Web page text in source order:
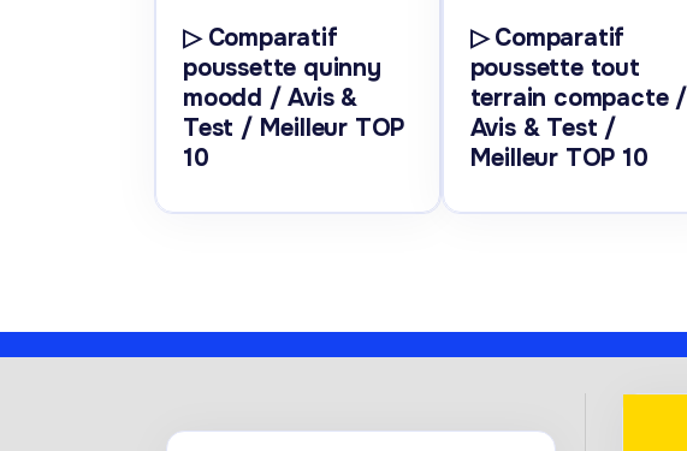
▷ Comparatif
poussette quinny
moodd / Avis &
Test / Meilleur TOP
10
▷ Comparatif
poussette tout
terrain compacte /
Avis & Test /
Meilleur TOP 10